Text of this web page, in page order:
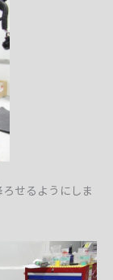
せるようにしま